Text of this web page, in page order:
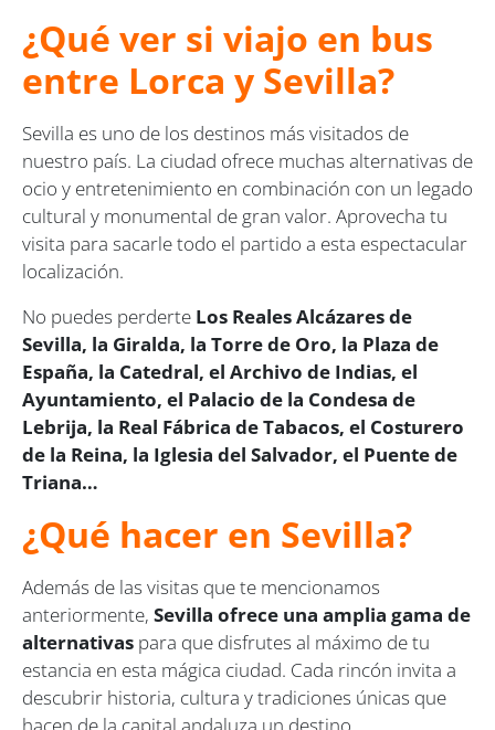
¿Qué ver si viajo en bus
entre Lorca y Sevilla?
Sevilla es uno de los destinos más visitados de
nuestro país. La ciudad ofrece muchas alternativas de
ocio y entretenimiento en combinación con un legado
cultural y monumental de gran valor. Aprovecha tu
visita para sacarle todo el partido a esta espectacular
localización.
No puedes perderte Los Reales Alcázares de
Sevilla, la Giralda, la Torre de Oro, la Plaza de
España, la Catedral, el Archivo de Indias, el
Ayuntamiento, el Palacio de la Condesa de
Lebrija, la Real Fábrica de Tabacos, el Costurero
de la Reina, la Iglesia del Salvador, el Puente de
Triana…
¿Qué hacer en Sevilla?
Además de las visitas que te mencionamos
anteriormente, Sevilla ofrece una amplia gama de
alternativas para que disfrutes al máximo de tu
estancia en esta mágica ciudad. Cada rincón invita a
descubrir historia, cultura y tradiciones únicas que
hacen de la capital andaluza un destino